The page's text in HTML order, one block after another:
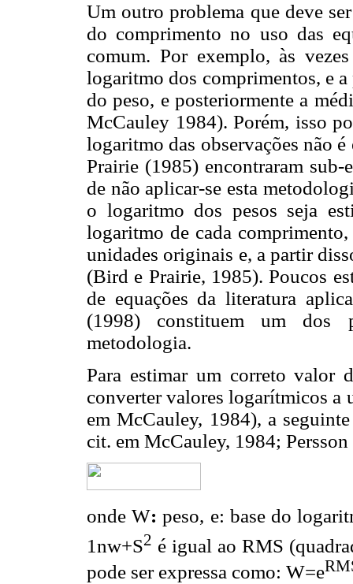
Um outro problema que deve
do comprimento no uso das
comum. Por exemplo, às
logaritmo dos comprimentos, e
do peso, e posteriormente a
McCauley 1984). Porém, isso
logaritmo das observações não
Prairie (1985) encontraram sub-
de não aplicar-se esta
o logaritmo dos pesos seja
logaritmo de cada
unidades originais e, a partir
(Bird e Prairie, 1985). Poucos
de equações da literatura
(1998) constituem um dos
metodologia.
Para estimar um correto valor
converter valores logarítmicos a
em McCauley, 1984), a
cit. em McCauley, 1984;
onde W: peso, e: base do
1nw+S2 é igual ao RMS
pode ser expressa como: W=e